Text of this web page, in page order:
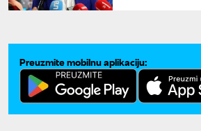
Preuzmite mobilnu aplikaciju: